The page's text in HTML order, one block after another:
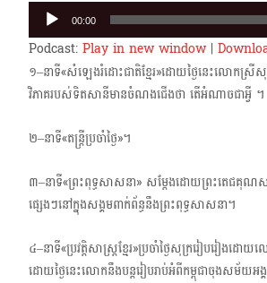
Audio
Player
00:00
Podcast: Play in new window|
១–នាទី«សំឡេងរំដោះជាតិខ្មែរ»ដោយថ្ងៃនេះលោកស្រីសុ
វិភាគរបស់ទិតសានី​មានចំណងជើងថា តើអំណាចជាអ្វី ។
២–នាទី«តន្ត្រីប្រចាំថ្ងៃ»។
៣–នាទី«ព្រះពុទ្ធសាសនា» សម្តែងដោយព្រះតេជគុណ
ផ្សេងៗនៅ​ក្នុងសង្គមពាក់​ព័ន្ធនឹងព្រះពុទ្ធសាសនា។
៤–នាទី«ប្រវត្តិសាស្ត្រខ្មែរ»ប្រចាំថ្ងៃសុក្ររៀបរៀងដ
ដោយថ្ងៃនេះ​លោកនឹងបន្ត​រៀបរាប់អំពីកម្ពុជាចុងសម័យអង្